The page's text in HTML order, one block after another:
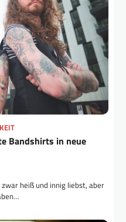
Bandshirts in neue
heiß und innig liebst, aber